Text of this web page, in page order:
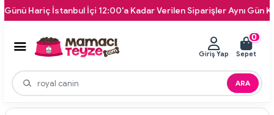
İstanbul İçi 12:00'a Kadar Verilen Siparişler Aynı Gün Kapınıza
ARA
Giriş Yap
0
Sepet